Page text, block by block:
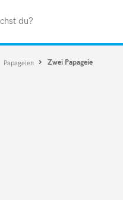
du?
Papageien
Zwei Papageie